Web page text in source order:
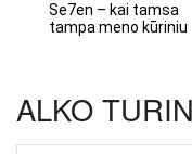
Se7en – kai tamsa
tampa meno kūriniu
ALKO